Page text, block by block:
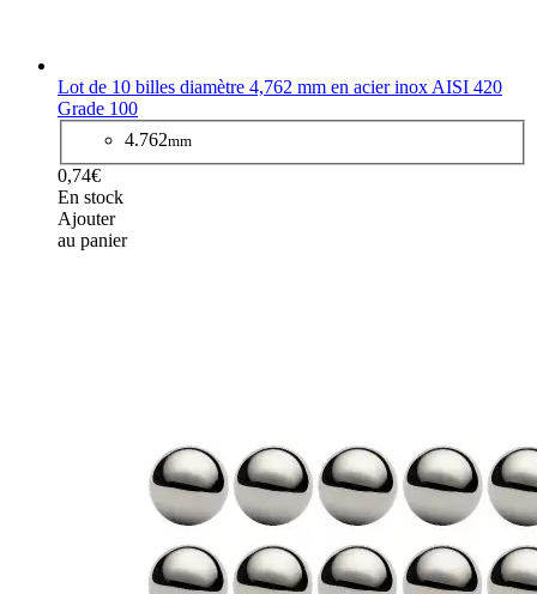
Lot de 10 billes diamètre 4,762 mm en acier inox AISI 420
Grade 100
4.762mm
0,74€
En stock
Ajouter
au panier